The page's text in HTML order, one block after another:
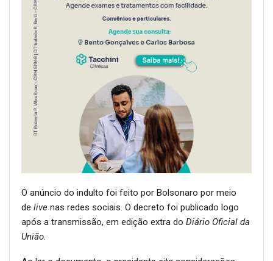
O anúncio do indulto foi feito por Bolsonaro por meio
de live nas redes sociais. O decreto foi publicado logo
após a transmissão, em edição extra do Diário Oficial da
União.